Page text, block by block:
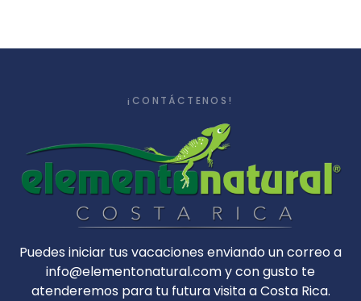
¡CONTÁCTENOS!
Puedes iniciar tus vacaciones enviando un correo a
info@elementonatural.com y con gusto te
atenderemos para tu futura visita a Costa Rica.